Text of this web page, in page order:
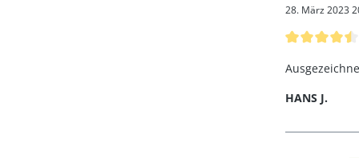
28. März 2023
Bewertung
HANS J.